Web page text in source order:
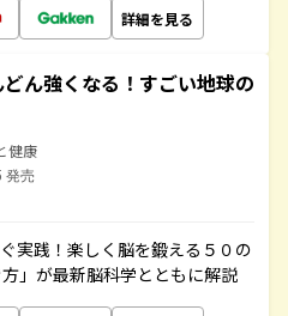
詳細を見る
ん強くなる！すごい地球の
健康
発売
実践！楽しく脳を鍛える５０の
」が最新脳科学とともに解説